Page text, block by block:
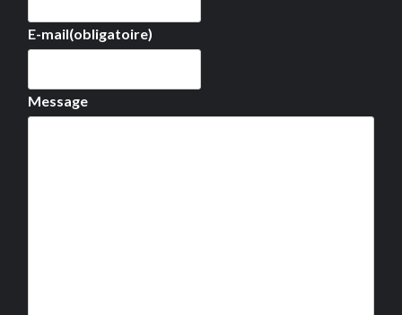
E-mail(obligatoire)
Message